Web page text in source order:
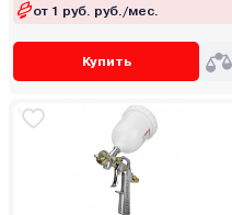
от 1 руб. руб./мес.
Купить